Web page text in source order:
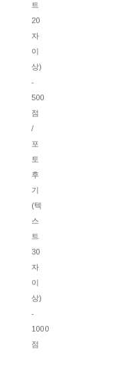
트
20
자
이
상)
-
500
점
/
포
토
후
기
(텍
스
트
30
자
이
상)
-
1000
점